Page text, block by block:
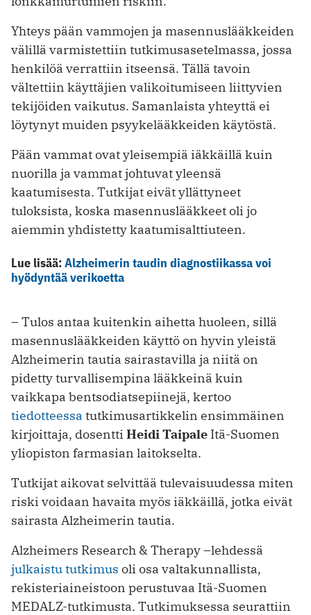
Yhteys pään vammojen ja masennuslääkkeiden
välillä varmistettiin tutkimusasetelmassa, jossa
henkilöä verrattiin itseensä. Tällä tavoin
vältettiin käyttäjien valikoitumiseen liittyvien
tekijöiden vaikutus. Samanlaista yhteyttä ei
löytynyt muiden psyykelääkkeiden käytöstä.
Pään vammat ovat yleisempiä iäkkäillä kuin
nuorilla ja vammat johtuvat yleensä
kaatumisesta. Tutkijat eivät yllättyneet
tuloksista, koska masennuslääkkeet oli jo
aiemmin yhdistetty kaatumisalttiuteen.
Lue lisää:Alzheimerin taudin diagnostiikassa voi
hyödyntää verikoetta
– Tulos antaa kuitenkin aihetta huoleen, sillä
masennuslääkkeiden käyttö on hyvin yleistä
Alzheimerin tautia sairastavilla ja niitä on
pidetty turvallisempina lääkkeinä kuin
vaikkapa bentsodiatsepiinejä, kertoo
tiedotteessa tutkimusartikkelin ensimmäinen
kirjoittaja, dosentti Heidi Taipale Itä-Suomen
yliopiston farmasian laitokselta.
Tutkijat aikovat selvittää tulevaisuudessa miten
riski voidaan havaita myös iäkkäillä, jotka eivät
sairasta Alzheimerin tautia.
Alzheimers Research & Therapy –lehdessä
julkaistu tutkimus oli osa valtakunnallista,
rekisteriaineistoon perustuvaa Itä-Suomen
MEDALZ-tutkimusta. Tutkimuksessa seurattiin